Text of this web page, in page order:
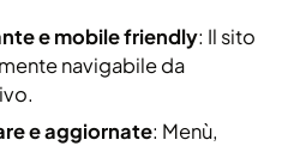
e mobile friendly: Il sito
navigabile da
e aggiornate: Menù,